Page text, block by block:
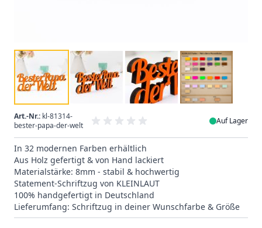
Art.-Nr.: kl-81314-
bester-papa-der-welt
Auf Lager
In 32 modernen Farben erhältlich
Aus Holz gefertigt & von Hand lackiert
Materialstärke: 8mm - stabil & hochwertig
Statement-Schriftzug von KLEINLAUT
100% handgefertigt in Deutschland
Lieferumfang: Schriftzug in deiner Wunschfarbe & Größe